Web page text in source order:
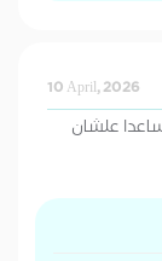
10 April, 2026
علشان